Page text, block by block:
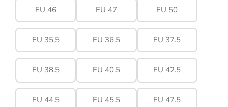
EU 46 EU 47 EU 50
EU 35.5 EU 36.5 EU 37.5
EU 38.5 EU 40.5 EU 42.5
EU 44.5 EU 45.5 EU 47.5